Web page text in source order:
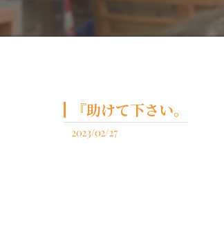
『助けて下さい。
2023/02/27